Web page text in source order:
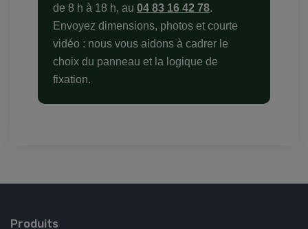
de 8 h à 18 h, au 04 83 16 42 78.
Envoyez dimensions, photos et courte
vidéo : nous vous aidons à cadrer le
choix du panneau et la logique de
fixation.
Produits